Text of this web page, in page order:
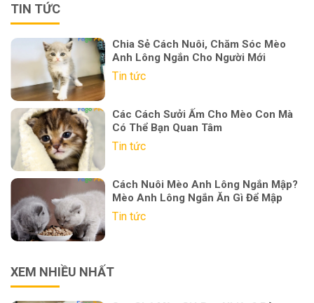
TIN TỨC
Chia Sẻ Cách Nuôi, Chăm Sóc Mèo
Anh Lông Ngắn Cho Người Mới
Tin tức
Các Cách Sưởi Ấm Cho Mèo Con Mà
Có Thể Bạn Quan Tâm
Tin tức
Cách Nuôi Mèo Anh Lông Ngắn Mập?
Mèo Anh Lông Ngắn Ăn Gì Để Mập
Tin tức
XEM NHIỀU NHẤT